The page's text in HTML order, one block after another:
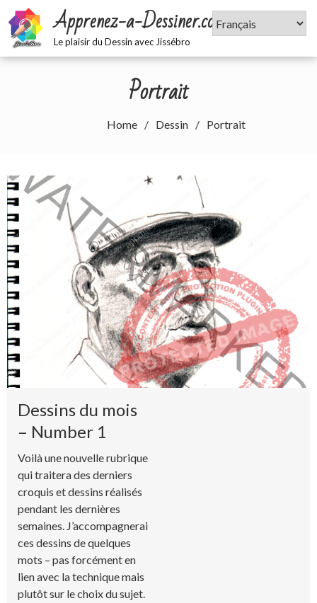
Skip
to
content
Apprenez-a-Dessiner.com
Le plaisir du Dessin avec Jissébro
Portrait
Home Dessin Portrait
Dessins du mois
– Number 1
Voilà une nouvelle rubrique
qui traitera des derniers
croquis et dessins réalisés
pendant les dernières
semaines. J’accompagnerai
ces dessins de quelques
mots – pas forcément en
lien avec la technique mais
plutôt sur le choix du sujet.